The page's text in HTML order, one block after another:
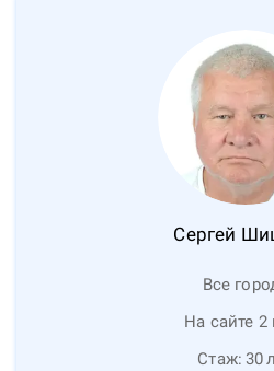
Сергей
Все
На сайте 2
Стаж: 30